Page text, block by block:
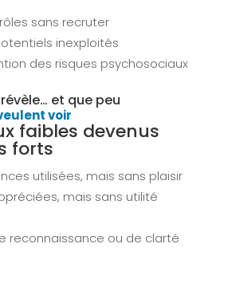
sans recruter
inexploités
des risques psychosociaux
et que peu
voir
faibles devenus
forts
utilisées, mais sans plaisir
mais sans utilité
reconnaissance ou de clarté